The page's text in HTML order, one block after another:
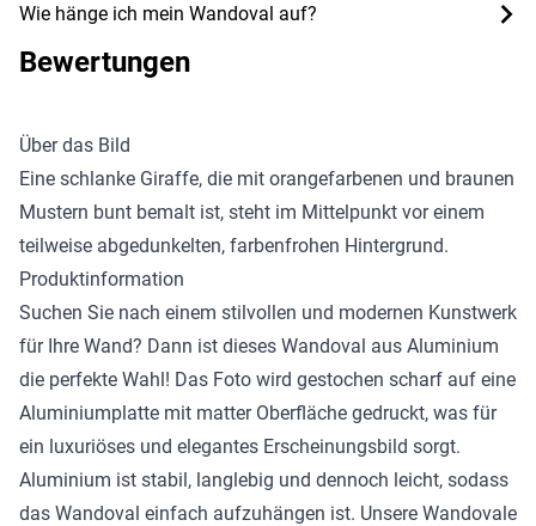
Wie hänge ich mein Wandoval auf?
Bewertungen
Über das Bild
Eine schlanke Giraffe, die mit orangefarbenen und braunen
Mustern bunt bemalt ist, steht im Mittelpunkt vor einem
teilweise abgedunkelten, farbenfrohen Hintergrund.
Produktinformation
Suchen Sie nach einem stilvollen und modernen Kunstwerk
für Ihre Wand? Dann ist dieses Wandoval aus Aluminium
die perfekte Wahl! Das Foto wird gestochen scharf auf eine
Aluminiumplatte mit matter Oberfläche gedruckt, was für
ein luxuriöses und elegantes Erscheinungsbild sorgt.
Aluminium ist stabil, langlebig und dennoch leicht, sodass
das Wandoval einfach aufzuhängen ist. Unsere Wandovale